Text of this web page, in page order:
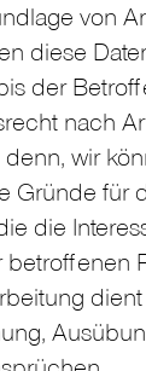
von
diese
der
nach
denn, wir
Gründe für
die
betroffenen